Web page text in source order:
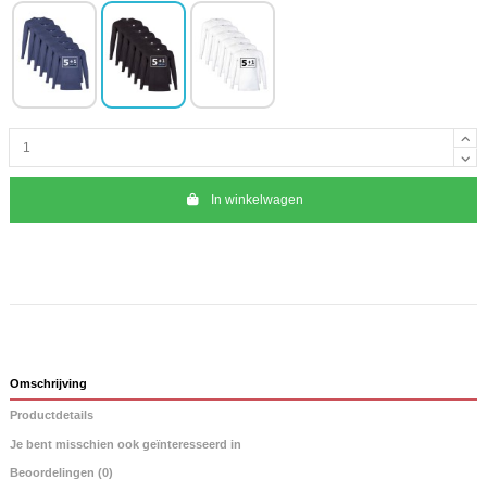
In winkelwagen
Omschrijving
Productdetails
Je bent misschien ook geïnteresseerd in
Beoordelingen (0)